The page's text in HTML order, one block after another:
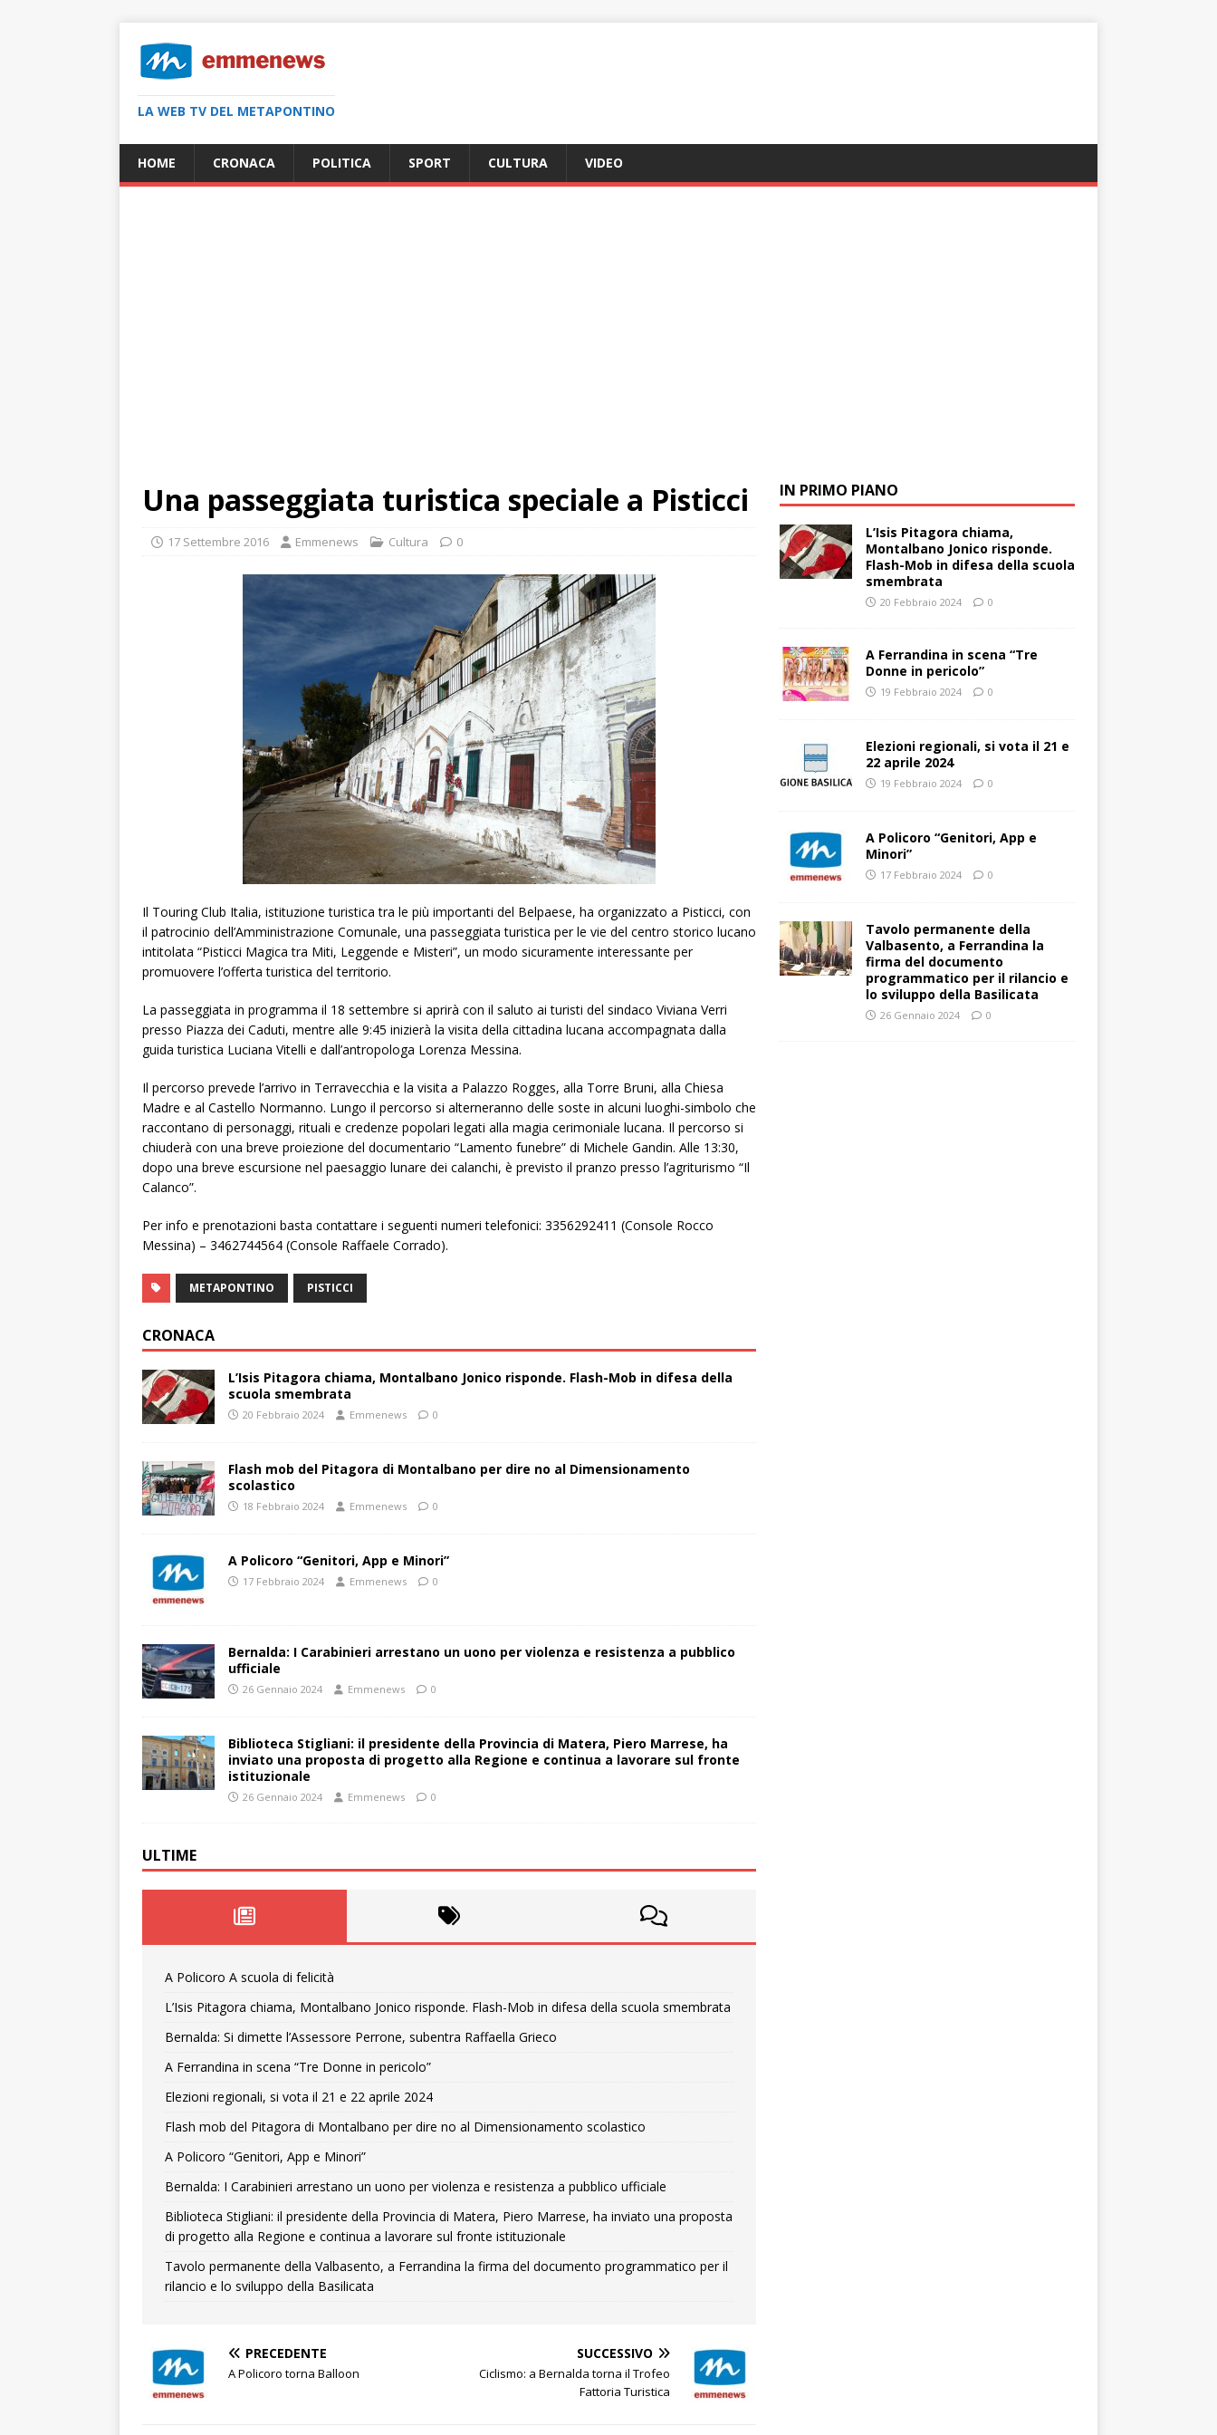
LA WEB TV DEL METAPONTINO
HOME CRONACA POLITICA SPORT CULTURA VIDEO
Una passeggiata turistica speciale a Pisticci
17 Settembre 2016 Emmenews Cultura 0
Il Touring Club Italia, istituzione turistica tra le più importanti del Belpaese, ha organizzato a Pisticci, con
il patrocinio dell’Amministrazione Comunale, una passeggiata turistica per le vie del centro storico lucano
intitolata “Pisticci Magica tra Miti, Leggende e Misteri”, un modo sicuramente interessante per
promuovere l’offerta turistica del territorio.
La passeggiata in programma il 18 settembre si aprirà con il saluto ai turisti del sindaco Viviana Verri
presso Piazza dei Caduti, mentre alle 9:45 inizierà la visita della cittadina lucana accompagnata dalla
guida turistica Luciana Vitelli e dall’antropologa Lorenza Messina.
Il percorso prevede l’arrivo in Terravecchia e la visita a Palazzo Rogges, alla Torre Bruni, alla Chiesa
Madre e al Castello Normanno. Lungo il percorso si alterneranno delle soste in alcuni luoghi-simbolo che
raccontano di personaggi, rituali e credenze popolari legati alla magia cerimoniale lucana. Il percorso si
chiuderà con una breve proiezione del documentario “Lamento funebre” di Michele Gandin. Alle 13:30,
dopo una breve escursione nel paesaggio lunare dei calanchi, è previsto il pranzo presso l’agriturismo “Il
Calanco”.
Per info e prenotazioni basta contattare i seguenti numeri telefonici: 3356292411 (Console Rocco
Messina) – 3462744564 (Console Raffaele Corrado).
METAPONTINO PISTICCI
CRONACA
L’Isis Pitagora chiama, Montalbano Jonico risponde. Flash-Mob in difesa della
scuola smembrata
20 Febbraio 2024 Emmenews 0
Flash mob del Pitagora di Montalbano per dire no al Dimensionamento
scolastico
18 Febbraio 2024 Emmenews 0
A Policoro “Genitori, App e Minori”
17 Febbraio 2024 Emmenews 0
Bernalda: I Carabinieri arrestano un uono per violenza e resistenza a pubblico
ufficiale
26 Gennaio 2024 Emmenews 0
Biblioteca Stigliani: il presidente della Provincia di Matera, Piero Marrese, ha
inviato una proposta di progetto alla Regione e continua a lavorare sul fronte
istituzionale
26 Gennaio 2024 Emmenews 0
ULTIME
A Policoro A scuola di felicità
L’Isis Pitagora chiama, Montalbano Jonico risponde. Flash-Mob in difesa della scuola smembrata
Bernalda: Si dimette l’Assessore Perrone, subentra Raffaella Grieco
A Ferrandina in scena “Tre Donne in pericolo”
Elezioni regionali, si vota il 21 e 22 aprile 2024
Flash mob del Pitagora di Montalbano per dire no al Dimensionamento scolastico
A Policoro “Genitori, App e Minori”
Bernalda: I Carabinieri arrestano un uono per violenza e resistenza a pubblico ufficiale
Biblioteca Stigliani: il presidente della Provincia di Matera, Piero Marrese, ha inviato una proposta
di progetto alla Regione e continua a lavorare sul fronte istituzionale
Tavolo permanente della Valbasento, a Ferrandina la firma del documento programmatico per il
rilancio e lo sviluppo della Basilicata
PRECEDENTE
A Policoro torna Balloon
SUCCESSIVO
Ciclismo: a Bernalda torna il Trofeo
Fattoria Turistica
IN PRIMO PIANO
L’Isis Pitagora chiama,
Montalbano Jonico risponde.
Flash-Mob in difesa della scuola
smembrata
20 Febbraio 2024 0
A Ferrandina in scena “Tre
Donne in pericolo”
19 Febbraio 2024 0
Elezioni regionali, si vota il 21 e
22 aprile 2024
19 Febbraio 2024 0
A Policoro “Genitori, App e
Minori”
17 Febbraio 2024 0
Tavolo permanente della
Valbasento, a Ferrandina la
firma del documento
programmatico per il rilancio e
lo sviluppo della Basilicata
26 Gennaio 2024 0